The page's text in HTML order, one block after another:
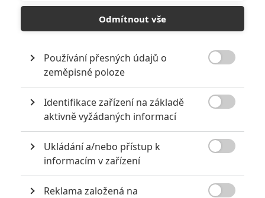
Film je natočen podle skutečných událostí. Vypráví o 33 hornících,
kteří v roce 2010 zůstali šedesát devět dní uvězněni hluboko pod
zemí.
The 33 33 životů
Odmítnout vše
Používání přesných údajů o
zeměpisné poloze
Identifikace zařízení na základě
aktivně vyžádaných informací
Ukládání a/nebo přístup k
informacím v zařízení
Reklama založená na